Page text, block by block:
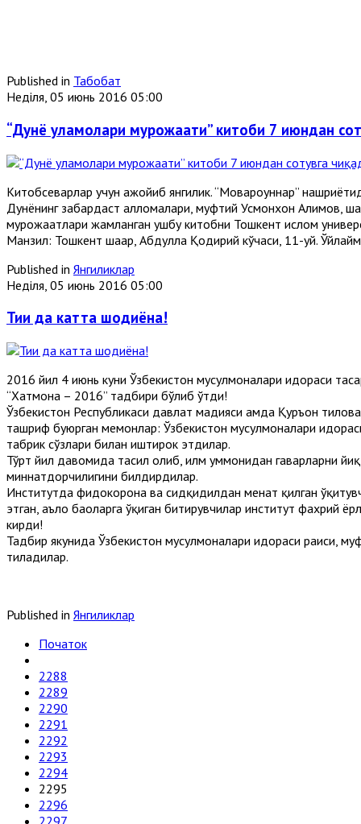
Published in Табобат
Неділя, 05 июнь 2016 05:00
“Дунё уламолари мурожаати” китоби 7 июндан
Китобсеварлар учун ажойиб янгилик. “Мовароуннаҳр”
Дунёнинг забардаст алломалари, муфтий Усмонхон Алимов,
мурожаатлари жамланган ушбу китобни Тошкент ислом
Манзил: Тошкент шаҳар, Абдулла Қодирий кўчаси, 11-уй.
Published in Янгиликлар
Неділя, 05 июнь 2016 05:00
Тии да катта шодиёна!
2016 йил 4 июнь куни Ўзбекистон мусулмоналари идораси
“Хатмона – 2016” тадбири бўлиб ўтди!
Ўзбекистон Республикаси давлат мадҳияси ҳамда Қуръон
ташриф буюрган меҳмонлар: Ўзбекистон мусулмоналари
табрик сўзлари билан иштирок этдилар.
Тўрт йил давомида таҳсил олиб, илм уммонидан гавҳарларни
миннатдорчилигини билдирдилар.
Институтда фидокорона ва сидқидилдан меҳнат қилган
этган, аъло баҳоларга ўқиган битирувчилар институт фахрий
кирди!
Тадбир якунида Ўзбекистон мусулмоналари идораси раиси,
тиладилар.
Published in Янгиликлар
Початок
2288
2289
2290
2291
2292
2293
2294
2295
2296
2297